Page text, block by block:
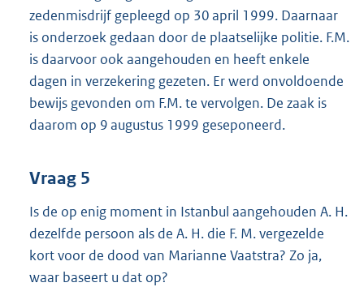
zedenmisdrijf gepleegd op 30 april 1999. Daarnaar
is onderzoek gedaan door de plaatselijke politie. F.M.
is daarvoor ook aangehouden en heeft enkele
dagen in verzekering gezeten. Er werd onvoldoende
bewijs gevonden om F.M. te vervolgen. De zaak is
daarom op 9 augustus 1999 geseponeerd.
Vraag 5
Is de op enig moment in Istanbul aangehouden A. H.
dezelfde persoon als de A. H. die F. M. vergezelde
kort voor de dood van Marianne Vaatstra? Zo ja,
waar baseert u dat op?